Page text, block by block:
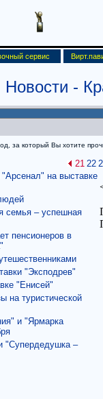
сервис
Новости -
за который Вы хотите
21 22
на выставке
семья – успешная
пенсионеров в
"Эксподрев"
"Енисей"
на туристической
и "Ярмарка
"Супердедушка –